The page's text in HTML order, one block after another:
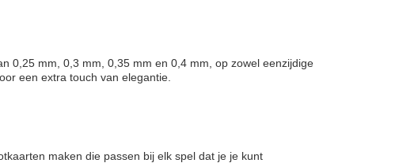
0,25 mm, 0,3 mm, 0,35 mm en 0,4 mm, op zowel eenzijdige
een extra touch van elegantie.
maken die passen bij elk spel dat je je kunt